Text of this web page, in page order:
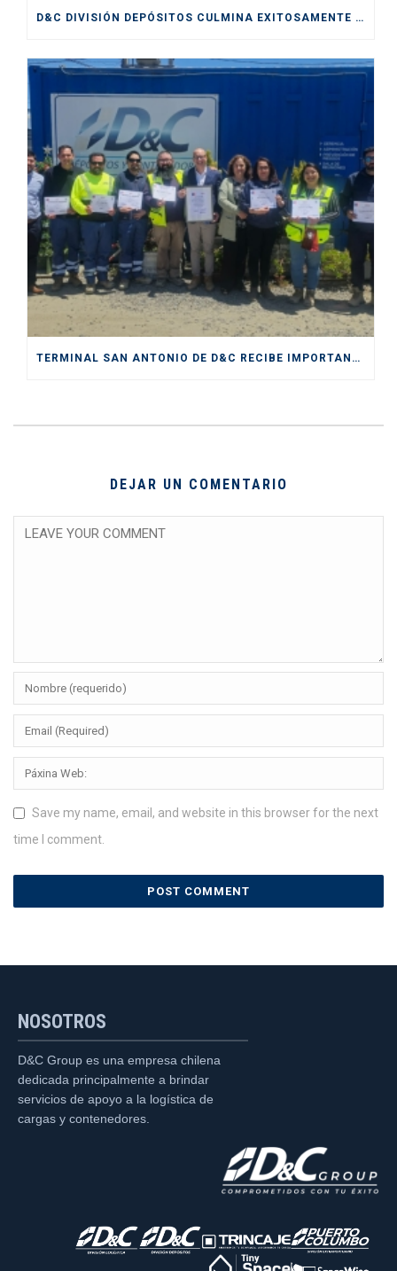
D&C DIVISIÓN DEPÓSITOS CULMINA EXITOSAMENTE SERVICIOS PRESTADOS DURANTE CICLO DE EXPORTACIÓN DE CEREZAS
TERMINAL SAN ANTONIO DE D&C RECIBE IMPORTANTE CERTIFICACIÓN DE SENDA COMO “ESPACIO PREVENTIVO”
DEJAR UN COMENTARIO
Save my name, email, and website in this browser for the next
time I comment.
NOSOTROS
D&C Group es una empresa chilena
dedicada principalmente a brindar
servicios de apoyo a la logística de
cargas y contenedores.